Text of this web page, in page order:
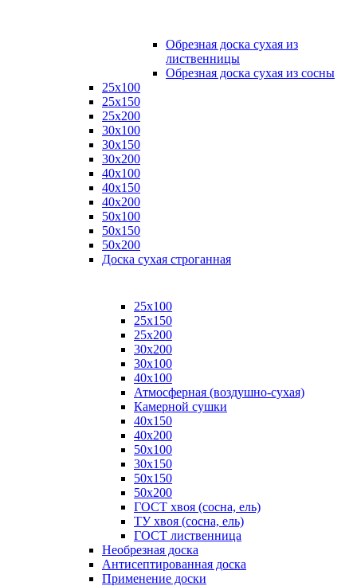
Обрезная доска сухая из
лиственницы
Обрезная доска сухая из сосны
25х100
25х150
25х200
30х100
30х150
30х200
40х100
40х150
40х200
50х100
50х150
50х200
Доска сухая строганная
25х100
25х150
25х200
30х200
30х100
40х100
Атмосферная (воздушно-сухая)
Камерной сушки
40х150
40х200
50х100
30х150
50х150
50х200
ГОСТ хвоя (сосна, ель)
ТУ хвоя (сосна, ель)
ГОСТ лиственница
Необрезная доска
Антисептированная доска
Применение доски